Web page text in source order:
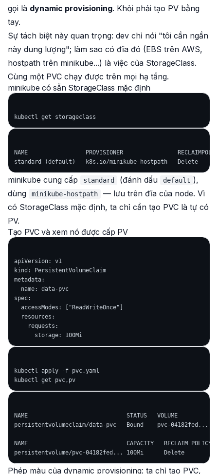
gọi là dynamic provisioning. Khỏi phải tạo PV bằng
tay.
Sự tách biệt này quan trọng: dev chỉ nói "tôi cần ngần
này dung lượng"; làm sao có đĩa đó (EBS trên AWS,
hostpath trên minikube...) là việc của StorageClass.
Cùng một PVC chạy được trên mọi hạ tầng.
minikube có sẵn StorageClass mặc định
NAME                 PROVISIONER                RECLAIMPOLICY
minikube cung cấp standard (đánh dấu default ),
dùng
minikube-hostpath
— lưu trên đĩa của node. Vì
có StorageClass mặc định, ta chỉ cần tạo PVC là tự có
PV.
Tạo PVC và xem nó được cấp PV
apiVersion: v1
kind: PersistentVolumeClaim
metadata:
  name: data-pvc
spec:
  accessModes: ["ReadWriteOnce"]
  resources:
    requests:
kubectl apply -f pvc.yaml
NAME                             STATUS   VOLUME
persistentvolumeclaim/data-pvc   Bound    pvc-
NAME                             CAPACITY   RECLAIM POLICY
Phép màu của dynamic provisioning: ta chỉ tạo PVC,